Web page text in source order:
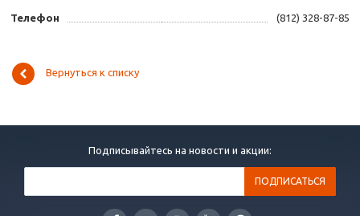
Телефон (812) 328-87-85
Вернуться к списку
Подписывайтесь на новости и акции: